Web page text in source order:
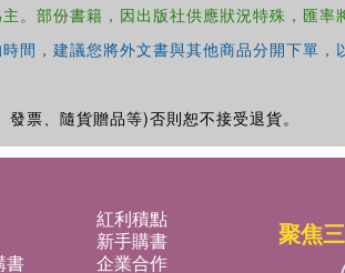
部份書籍，因出版社供應狀況特殊，匯率
，建議您將外文書與其他商品分開下單，
票、隨貨贈品等)否則恕不接受退貨。
紅利積點
新手購書
書
企業合作
聚焦